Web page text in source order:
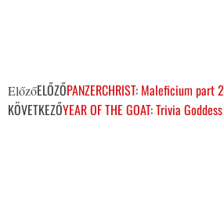
ElőzőELŐZŐPANZERCHRIST: Maleficium part 2
KÖVETKEZŐYEAR OF THE GOAT: Trivia Goddess